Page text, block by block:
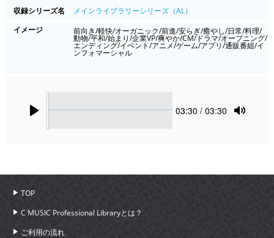
収録シリーズ名
メインライブラリーシリーズ（AL）
イメージ
前向き/軽快/オーガニック/前進/安らぎ/癒やし/日常/料理/
動物/平和/始まり/企業VP/爽やか/CM/ドラマ/オープニング/
エンディング/イベント/アニメ/ゲーム/アプリ/通販番組/イ
ンフォマーシャル
Current
03:30 / 03:30
TOP
C MUSIC Professional Libraryとは？
ご利用の流れ